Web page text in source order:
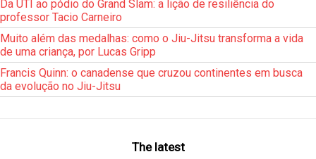
Da UTI ao pódio do Grand Slam: a lição de resiliência do
professor Tacio Carneiro
Muito além das medalhas: como o Jiu-Jitsu transforma a vida
de uma criança, por Lucas Gripp
Francis Quinn: o canadense que cruzou continentes em busca
da evolução no Jiu-Jitsu
The latest